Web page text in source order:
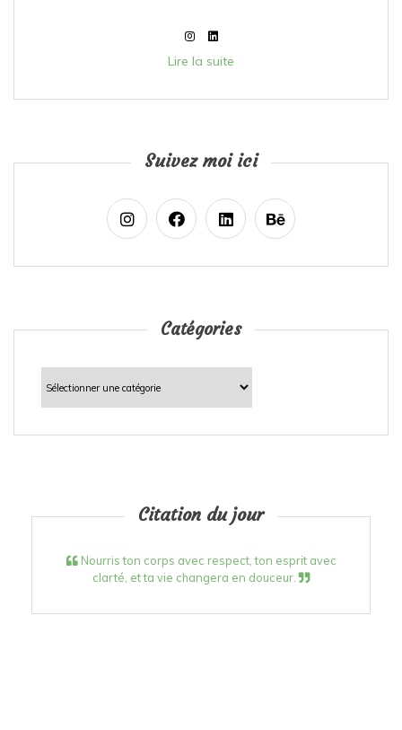
Lire la suite
Suivez moi ici
Catégories
Catégories
Citation du jour
Nourris ton corps avec respect, ton esprit avec
clarté, et ta vie changera en douceur.